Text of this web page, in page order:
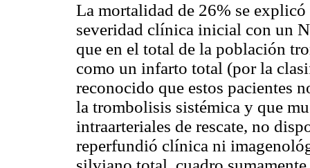
La mortalidad de 26% se
severidad clínica inicial con un
que en el total de la población
como un infarto total (por la
reconocido que estos pacientes
la trombolisis sistémica y que
intraarteriales de rescate, no
reperfundió clínica ni